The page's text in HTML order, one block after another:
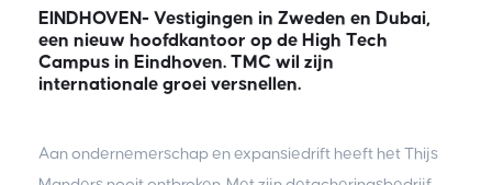
EINDHOVEN- Vestigingen in Zweden en Dubai,
een nieuw hoofdkantoor op de High Tech
Campus in Eindhoven. TMC wil zijn
internationale groei versnellen.
Aan ondernemerschap en expansiedrift heeft het Thijs